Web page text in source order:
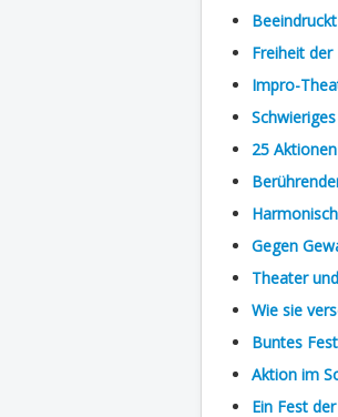
Freiheit der
Impro-
25
Gegen
Theater
Wie sie
Buntes Fest
Aktion im
Ein Fest